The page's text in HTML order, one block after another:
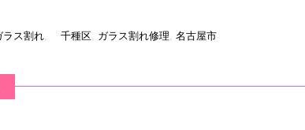
ス割れ, 千種区, ガラス割れ修理, 名古屋市